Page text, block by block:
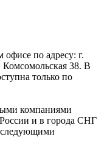
офисе по адресу: г.
Комсомольская 38. В
только по
компаниями
и в города СНГ
следующими